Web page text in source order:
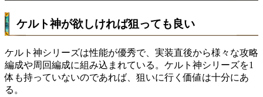
ケルト神が欲しければ狙っても良い
ケルト神シリーズは性能が優秀で、実装直後から様々な攻略
編成や周回編成に組み込まれている。ケルト神シリーズを1
体も持っていないのであれば、狙いに行く価値は十分にあ
る。